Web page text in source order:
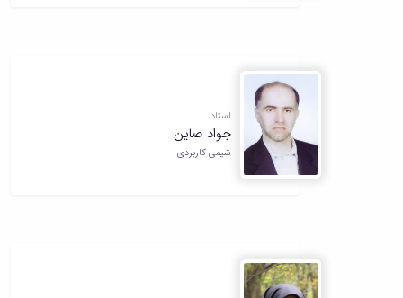
استاد
جواد صاین
شیمی کاربردی